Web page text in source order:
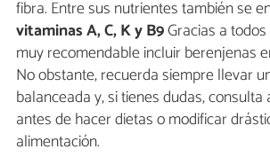
fibra. Entre sus nutrientes también se
vitaminas A, C, K y B9Gracias a
muy recomendable incluir berenjenas
No obstante, recuerda siempre llevar
balanceada y, si tienes dudas,
antes de hacer dietas o modificar
alimentación.